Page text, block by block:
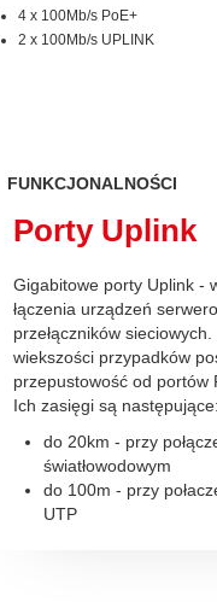
4 x 100Mb/s PoE+
2 x 100Mb/s UPLINK
FUNKCJONALNOŚCI
Porty Uplink
Gigabitowe porty Uplink -
łączenia urządzeń
przełączników
wiekszości przypadków
przepustowość od portów
Ich zasięgi są
do 20km - przy
światłowodowym
do 100m - przy
UTP